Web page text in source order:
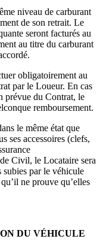
niveau de carburant
de son retrait. Le
seront facturés au
au titre du carburant
obligatoirement au
par le Loueur. En cas
prévue du Contrat, le
remboursement.
le même état que
ses accessoires (clefs,
Civil, le Locataire sera
subies par le véhicule
ne prouve qu’elles
DU VÉHICULE